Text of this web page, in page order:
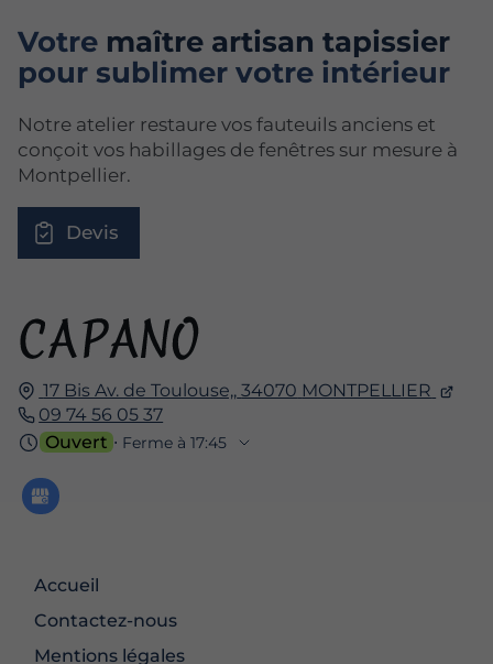
17 Bis Av. de Toulouse,, 34070 MONTPELLIER
09 74 56 05 37
Ouvert ⋅ Ferme à 17:45
Accueil
Contactez-nous
Mentions légales
Votre maître artisan tapissier
pour sublimer votre intérieur
Notre atelier restaure vos fauteuils anciens et
conçoit vos habillages de fenêtres sur mesure à
Montpellier.
Devis